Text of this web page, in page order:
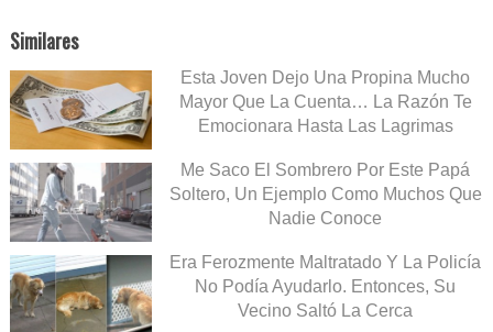
Similares
Esta Joven Dejo Una Propina Mucho
Mayor Que La Cuenta… La Razón Te
Emocionara Hasta Las Lagrimas
Me Saco El Sombrero Por Este Papá
Soltero, Un Ejemplo Como Muchos Que
Nadie Conoce
Era Ferozmente Maltratado Y La Policía
No Podía Ayudarlo. Entonces, Su
Vecino Saltó La Cerca